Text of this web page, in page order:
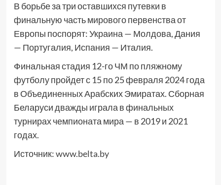
В борьбе за три оставшихся путевки в
финальную часть мирового первенства от
Европы поспорят: Украина — Молдова, Дания
— Португалия, Испания — Италия.
Финальная стадия 12-го ЧМ по пляжному
футболу пройдет с 15 по 25 февраля 2024 года
в Объединенных Арабских Эмиратах. Сборная
Беларуси дважды играла в финальных
турнирах чемпионата мира — в 2019 и 2021
годах.
Источник:www.belta.by